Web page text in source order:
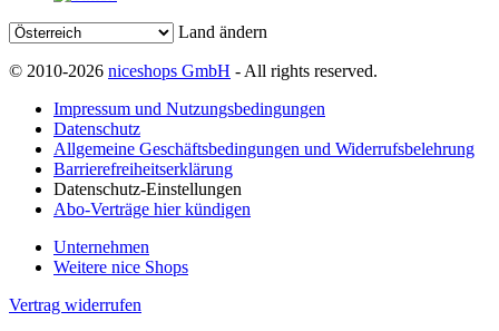
Land ändern
© 2010-2026 niceshops GmbH - All rights reserved.
Impressum und Nutzungsbedingungen
Datenschutz
Allgemeine Geschäftsbedingungen und Widerrufsbelehrung
Barrierefreiheitserklärung
Datenschutz-Einstellungen
Abo-Verträge hier kündigen
Unternehmen
Weitere nice Shops
Vertrag widerrufen